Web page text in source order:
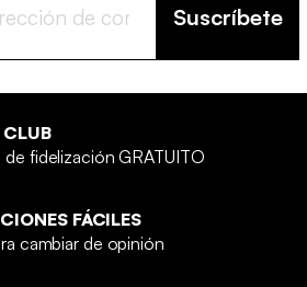
Suscríbete
CLUB
de fidelización GRATUITO
FÁCILES
cambiar de opinión